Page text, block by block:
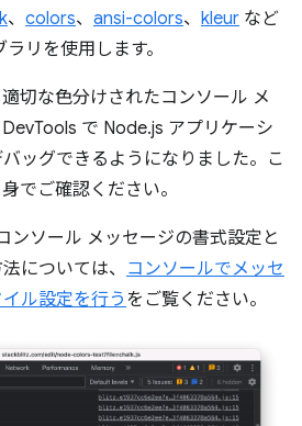
、 colors、 ansi-colors、 kleur など
リを使用します。
切な色分けされたコンソール メ
で Node.js アプリケーシ
ッグできるようになりました。こ
でご確認ください。
ンソール メッセージの書式設定と
については、 コンソールでメッセ
ル設定を行う をご覧ください。